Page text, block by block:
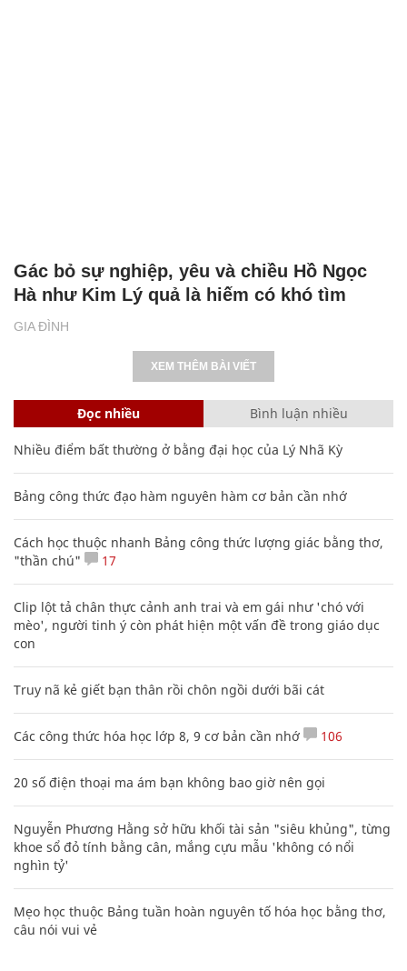
GIA ĐÌNH
Gác bỏ sự nghiệp, yêu và chiều Hồ Ngọc
Hà như Kim Lý quả là hiếm có khó tìm
XEM THÊM BÀI VIẾT
Đọc nhiều Bình luận nhiều
Nhiều điểm bất thường ở bằng đại học của Lý Nhã Kỳ
Bảng công thức đạo hàm nguyên hàm cơ bản cần nhớ
Cách học thuộc nhanh Bảng công thức lượng giác bằng thơ,
"thần chú"
17
Clip lột tả chân thực cảnh anh trai và em gái như 'chó với
mèo', người tinh ý còn phát hiện một vấn đề trong giáo dục
con
Truy nã kẻ giết bạn thân rồi chôn ngồi dưới bãi cát
Các công thức hóa học lớp 8, 9 cơ bản cần nhớ 106
20 số điện thoại ma ám bạn không bao giờ nên gọi
Nguyễn Phương Hằng sở hữu khối tài sản "siêu khủng", từng
khoe sổ đỏ tính bằng cân, mắng cựu mẫu 'không có nổi
nghìn tỷ'
Mẹo học thuộc Bảng tuần hoàn nguyên tố hóa học bằng thơ,
câu nói vui vẻ